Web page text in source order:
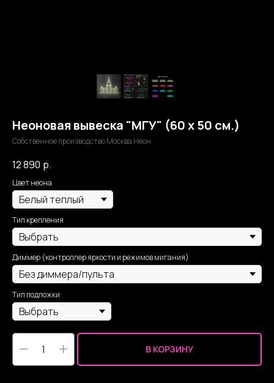
Неоновая вывеска "МГУ" (60 х 50 см.)
Собственное производство Москва Неон
12 890 р.
Цвет неона
Тип крепления
Диммер (контроллер яркости и режимов мигания)
Тип подложки
В КОРЗИНУ